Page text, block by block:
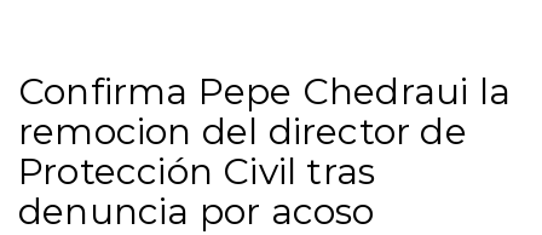
Confirma Pepe Chedraui la
remocion del director de
Protección Civil tras
denuncia por acoso